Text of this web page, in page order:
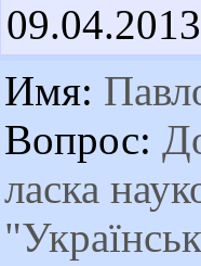
Имя:
Вопрос:
ласка